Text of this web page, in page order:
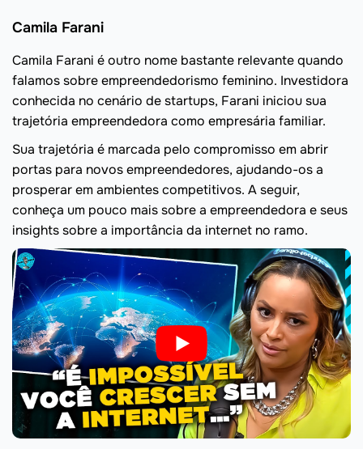
Camila Farani
Camila Farani é outro nome bastante relevante quando
falamos sobre empreendedorismo feminino. Investidora
conhecida no cenário de startups, Farani iniciou sua
trajetória empreendedora como empresária familiar.
Sua trajetória é marcada pelo compromisso em abrir
portas para novos empreendedores, ajudando-os a
prosperar em ambientes competitivos. A seguir,
conheça um pouco mais sobre a empreendedora e seus
insights sobre a importância da internet no ramo.